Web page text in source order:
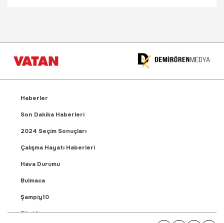
Haberler
Son Dakika Haberleri
2024 Seçim Sonuçları
Çalışma Hayatı Haberleri
Hava Durumu
Bulmaca
Şampiy10
Fikstür